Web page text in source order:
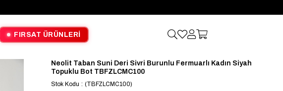
FIRSAT ÜRÜNLERİ
Neolit Taban Suni Deri Sivri Burunlu Fermuarlı Kadın Siyah
Topuklu Bot TBFZLCMC100
Stok Kodu (TBFZLCMC100)